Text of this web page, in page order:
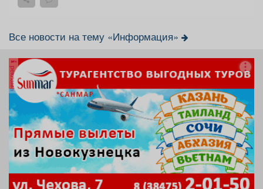
Все новости на тему «Информация»
реклама